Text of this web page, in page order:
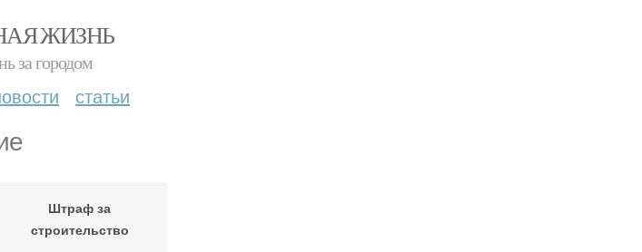
ЖИЗНЬ
за городом
статьи
Штраф за
строительство